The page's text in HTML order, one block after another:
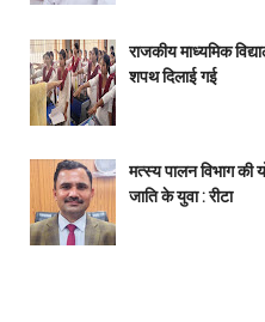
राजकीय माध्यमिक
शपथ दिलाई गई
मत्स्य पालन विभाग की
जाति के युवा : रीटा